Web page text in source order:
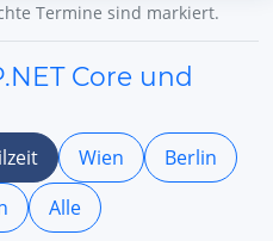
Termine sind markiert.
Core und
Wien
Berlin
Alle